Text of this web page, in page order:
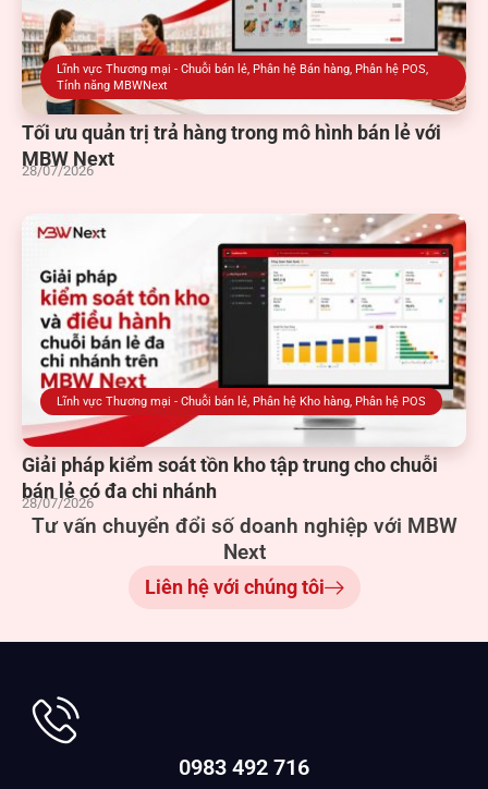
Lĩnh vực Thương mại - Chuỗi bán lẻ, Phân hệ Bán hàng, Phân hệ POS,
Tính năng MBWNext
Tối ưu quản trị trả hàng trong mô hình bán lẻ với
MBW Next
28/07/2026
Lĩnh vực Thương mại - Chuỗi bán lẻ, Phân hệ Kho hàng, Phân hệ POS
Giải pháp kiểm soát tồn kho tập trung cho chuỗi
bán lẻ có đa chi nhánh
28/07/2026
Tư vấn chuyển đổi số doanh nghiệp với MBW
Next
Liên hệ với chúng tôi
0983 492 716